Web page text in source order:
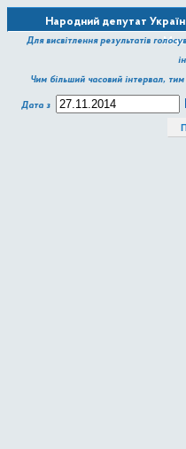
Народний депутат
Для висвітлення результатів
Чим більший часовий інтервал, тим
Дата з